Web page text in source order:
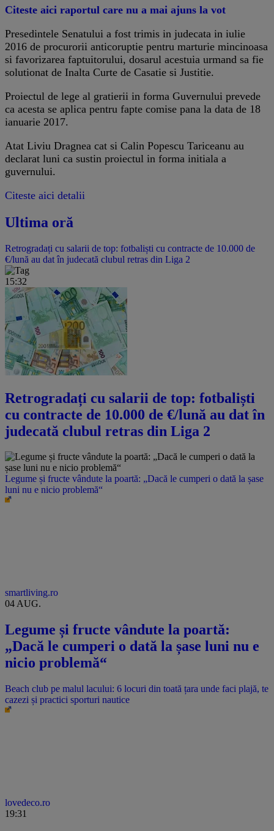
Citeste aici raportul care nu a mai ajuns la vot
Presedintele Senatului a fost trimis in judecata in iulie
2016 de procurorii anticoruptie pentru marturie mincinoasa
si favorizarea faptuitorului, dosarul acestuia urmand sa fie
solutionat de Inalta Curte de Casatie si Justitie.
Proiectul de lege al gratierii in forma Guvernului prevede
ca acesta se aplica pentru fapte comise pana la data de 18
ianuarie 2017.
Atat Liviu Dragnea cat si Calin Popescu Tariceanu au
declarat luni ca sustin proiectul in forma initiala a
guvernului.
Citeste aici detalii
Ultima oră
Retrogradați cu salarii de top: fotbaliști cu contracte de 10.000 de
€/lună au dat în judecată clubul retras din Liga 2
15:32
Retrogradați cu salarii de top: fotbaliști
cu contracte de 10.000 de €/lună au dat în
judecată clubul retras din Liga 2
Legume și fructe vândute la poartă: „Dacă le cumperi o dată la șase
luni nu e nicio problemă“
smartliving.ro
04 AUG.
Legume și fructe vândute la poartă:
„Dacă le cumperi o dată la șase luni nu e
nicio problemă“
Beach club pe malul lacului: 6 locuri din toată țara unde faci plajă, te
cazezi și practici sporturi nautice
lovedeco.ro
19:31